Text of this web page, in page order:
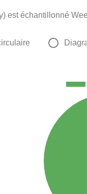
est échantillonné